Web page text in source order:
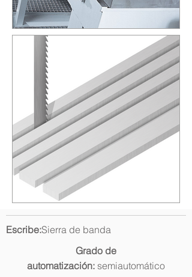
Escribe:Sierra de banda
Grado de
automatización: semiautomático